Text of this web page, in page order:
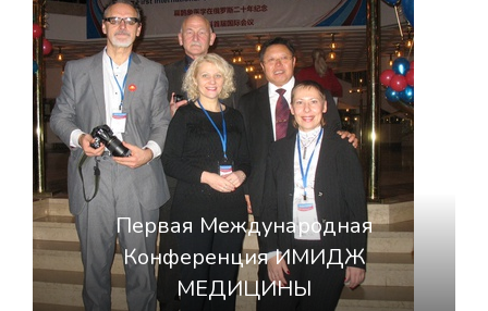
Первая Международная
Конференция ИМИДЖ
МЕДИЦИНЫ